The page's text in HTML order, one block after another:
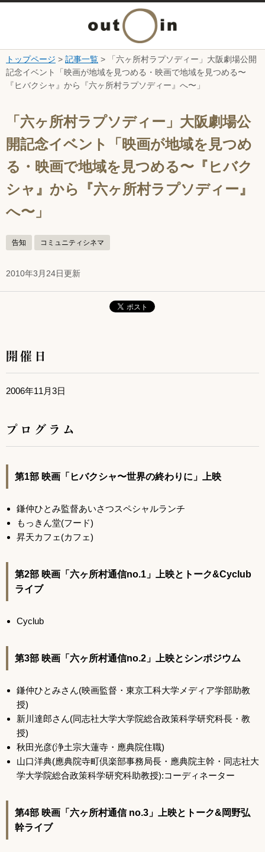
本文へ
ニ
ュ
ー
を
開
く
トップページ > 記事一覧 > 「六ヶ所村ラプソディー」大阪劇場公開
記念イベント「映画が地域を見つめる・映画で地域を見つめる〜
『ヒバクシャ』から『六ヶ所村ラプソディー』へ〜」
「六ヶ所村ラプソディー」大阪劇場公
開記念イベント「映画が地域を見つめ
る・映画で地域を見つめる〜『ヒバク
シャ』から『六ヶ所村ラプソディー』
へ〜」
告知 コミュニティシネマ
2010年3月24日更新
開催日
2006年11月3日
プログラム
第1部 映画「ヒバクシャ〜世界の終わりに」上映
鎌仲ひとみ監督あいさつスペシャルランチ
もっきん堂(フード)
昇天カフェ(カフェ)
第2部 映画「六ヶ所村通信no.1」上映とトーク&Cyclub
ライブ
Cyclub
第3部 映画「六ヶ所村通信no.2」上映とシンポジウム
鎌仲ひとみさん(映画監督・東京工科大学メディア学部助教
授)
新川達郎さん(同志社大学大学院総合政策科学研究科長・教
授)
秋田光彦(浄土宗大蓮寺・應典院住職)
山口洋典(應典院寺町倶楽部事務局長・應典院主幹・同志社大
学大学院総合政策科学研究科助教授):コーディネーター
第4部 映画「六ヶ所村通信 no.3」上映とトーク&岡野弘
幹ライブ